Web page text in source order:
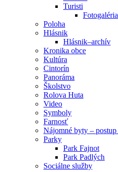
Turisti
Fotogaléria
Poloha
Hlásnik
Hlásnik–archív
Kronika obce
Kultúra
Cintorín
Panoráma
Školstvo
Rolova Huta
Video
Symboly
Farnosť
Nájomné byty –
Parky
Park Fajnot
Park Padlých
Sociálne služby